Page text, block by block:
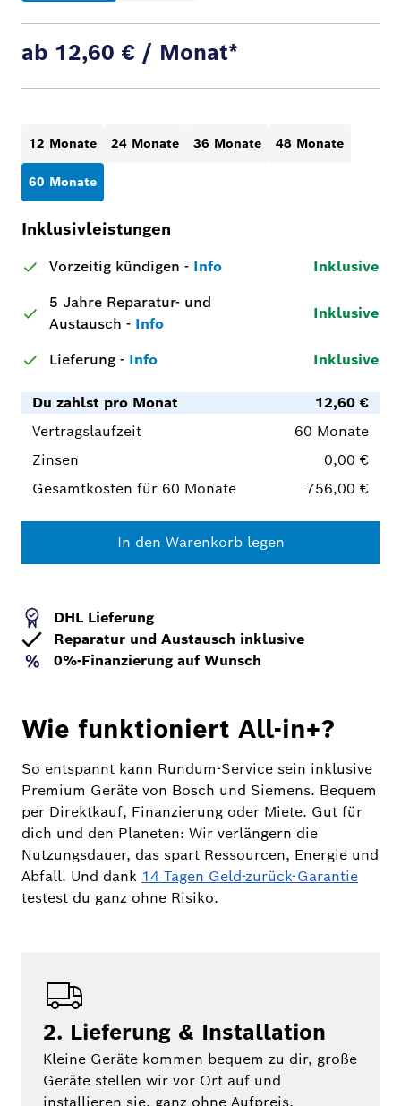
ab 12,60 € / Monat*
12 Monate 24 Monate 36 Monate 48 Monate
60 Monate
Inklusivleistungen
Vorzeitig kündigen - Info
Inklusive
5 Jahre Reparatur- und
Austausch - Info
Inklusive
Lieferung- Info Inklusive
Du zahlst pro Monat
12,60 €
Vertragslaufzeit
60 Monate
Zinsen
0,00 €
Gesamtkosten für 60 Monate
756,00 €
In den Warenkorb legen
DHL Lieferung
Reparatur und Austausch inklusive
0%-Finanzierung auf Wunsch
Wie funktioniert All-in+?
So entspannt kann Rundum-Service sein inklusive
Premium Geräte von Bosch und Siemens. Bequem
per Direktkauf, Finanzierung oder Miete. Gut für
dich und den Planeten: Wir verlängern die
Nutzungsdauer, das spart Ressourcen, Energie und
Abfall. Und dank 14 Tagen Geld-zurück-Garantie
testest du ganz ohne Risiko.
2. Lieferung & Installation
Kleine Geräte kommen bequem zu dir, große
Geräte stellen wir vor Ort auf und
installieren sie, ganz ohne Aufpreis.